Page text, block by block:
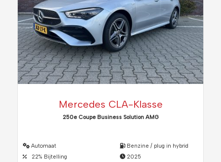
Mercedes CLA-Klasse
250e Coupe Business Solution AMG
Automaat
22% Bijtelling
Benzine / plug in hybrid
2025